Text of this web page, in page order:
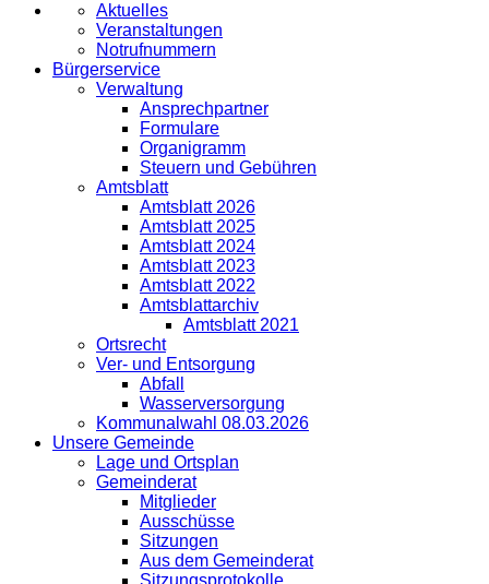
Aktuelles
Veranstaltungen
Notrufnummern
Bürgerservice
Verwaltung
Ansprechpartner
Formulare
Organigramm
Steuern und Gebühren
Amtsblatt
Amtsblatt 2026
Amtsblatt 2025
Amtsblatt 2024
Amtsblatt 2023
Amtsblatt 2022
Amtsblattarchiv
Amtsblatt 2021
Ortsrecht
Ver- und Entsorgung
Abfall
Wasserversorgung
Kommunalwahl 08.03.2026
Unsere Gemeinde
Lage und Ortsplan
Gemeinderat
Mitglieder
Ausschüsse
Sitzungen
Aus dem Gemeinderat
Sitzungsprotokolle